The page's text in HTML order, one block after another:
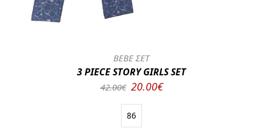
BEBE ΣΕΤ
3 PIECE STORY GIRLS SET
42.00€ 20.00€
86